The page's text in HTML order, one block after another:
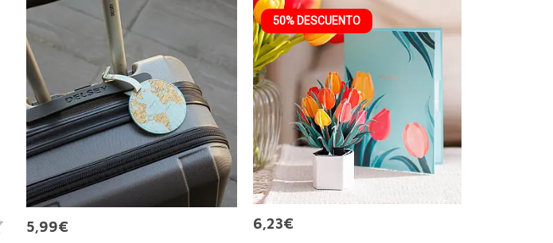
5,99€
50% DESCUENTO
6,23€